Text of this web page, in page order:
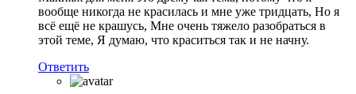
вообще никогда не красилась и мне уже тридцать, Но я
всё ещё не крашусь, Мне очень тяжело разобраться в
этой теме, Я думаю, что краситься так и не начну.
Ответить